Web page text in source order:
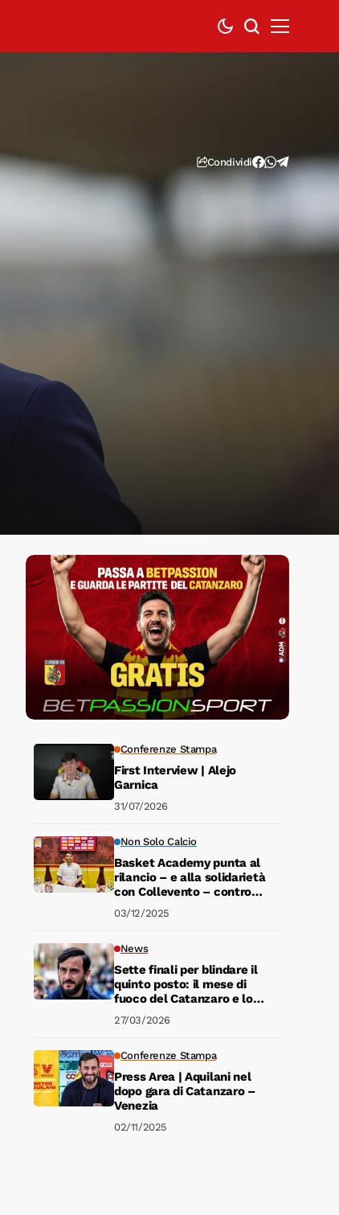
Condividi
Conferenze Stampa
First Interview | Alejo
Garnica
31/07/2026
Non Solo Calcio
Basket Academy punta al
rilancio – e alla solidarietà
con Collevento – contro
Dinamo Brindisi. Giovedì ore
19 al Pala Pulerá
03/12/2025
News
Sette finali per blindare il
quinto posto: il mese di
fuoco del Catanzaro e lo
“spareggio” col Modena
27/03/2026
Conferenze Stampa
Press Area | Aquilani nel
dopo gara di Catanzaro –
Venezia
02/11/2025